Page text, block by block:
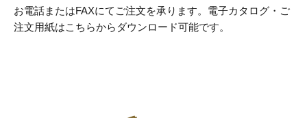
お電話またはFAXにてご注文を承ります。 電子カタログ・ご
注文用紙はこちらからダウンロード可能です。